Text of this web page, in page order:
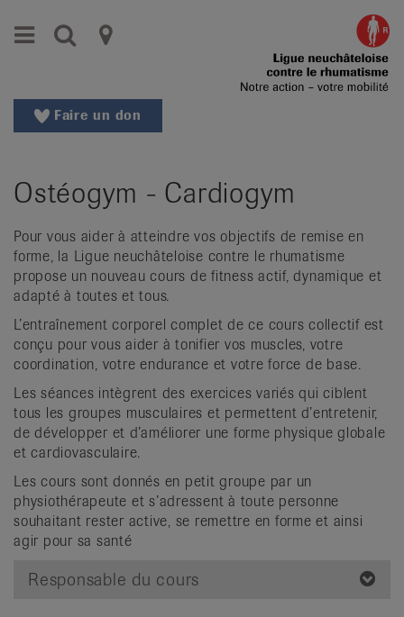
vers
au
Aller
Changer
région
Changer
de
langue:
de
Faire un don
Ostéogym - Cardiogym
Pour vous aider à atteindre vos objectifs de remise en
forme, la Ligue neuchâteloise contre le rhumatisme
propose un nouveau cours de fitness actif, dynamique et
adapté à toutes et tous.
L’entraînement corporel complet de ce cours collectif est
conçu pour vous aider à tonifier vos muscles, votre
coordination, votre endurance et votre force de base.
Les séances intègrent des exercices variés qui ciblent
tous les groupes musculaires et permettent d’entretenir,
de développer et d’améliorer une forme physique globale
et cardiovasculaire.
Les cours sont donnés en petit groupe par un
physiothérapeute et s’adressent à toute personne
souhaitant rester active, se remettre en forme et ainsi
agir pour sa santé
Responsable du cours
Menu Recherche
Ligues
contre
le
|
Organisations
nationales
de
patients